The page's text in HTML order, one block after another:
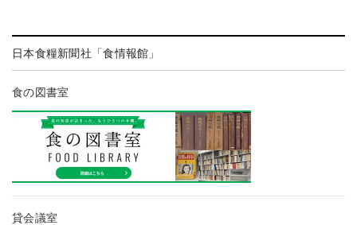
日本食糧新聞社「食情報館」
食の図書室
貸会議室